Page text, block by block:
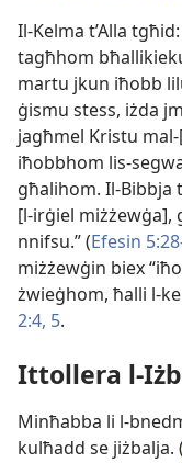
Il-Kelma t’Alla
tagħhom
martu jkun iħobb
ġismu stess, iżda
jagħmel Kristu
iħobbhom lis-​
għalihom. Il-​Bibbja
[l-irġiel
nnifsu.” (Efesin
miżżewġin biex
żwieġhom, ħalli l-​
2:4, 5.
Ittollera l-​
Minħabba li l-​
kulħadd se jiżbalja. (